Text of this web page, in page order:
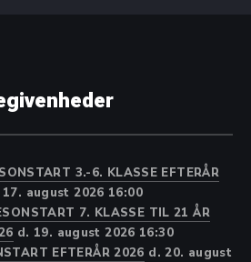
3.-6. KLASSE EFTERÅR
17. august 2026 16:00
7. KLASSE TIL 21 ÅR
d. 19. august 2026 16:30
EFTERÅR 2026 d. 20. august